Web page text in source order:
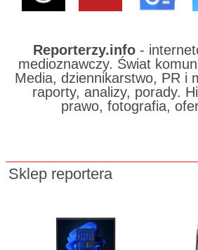
Reporterzy.info-
medioznawczy. Świat
Media, dziennikarstwo, PR i
raporty, analizy, porady.
prawo, fotografia,
Sklep reportera